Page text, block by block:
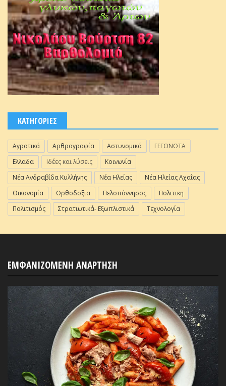
ΚΑΤΗΓΟΡΙΕΣ
Αγροτικά Αρθρογραφία Αστυνομικά
ΓΕΓΟΝΟΤΑ
Ελλαδα
Ιδέες και λύσεις
Κοινωνία
Νέα Ανδραβίδα Κυλλήνης
Νέα Ηλείας
Νέα Ηλείας Αχαΐας
Οικονομία
Ορθοδοξια Πελοπόννησος
Πολιτικη
Πολιτισμός
Στρατιωτικά- Εξωπλιστικά Τεχνολογία
ΕΜΦΑΝΙΖΟΜΕΝΗ ΑΝΑΡΤΗΣΗ